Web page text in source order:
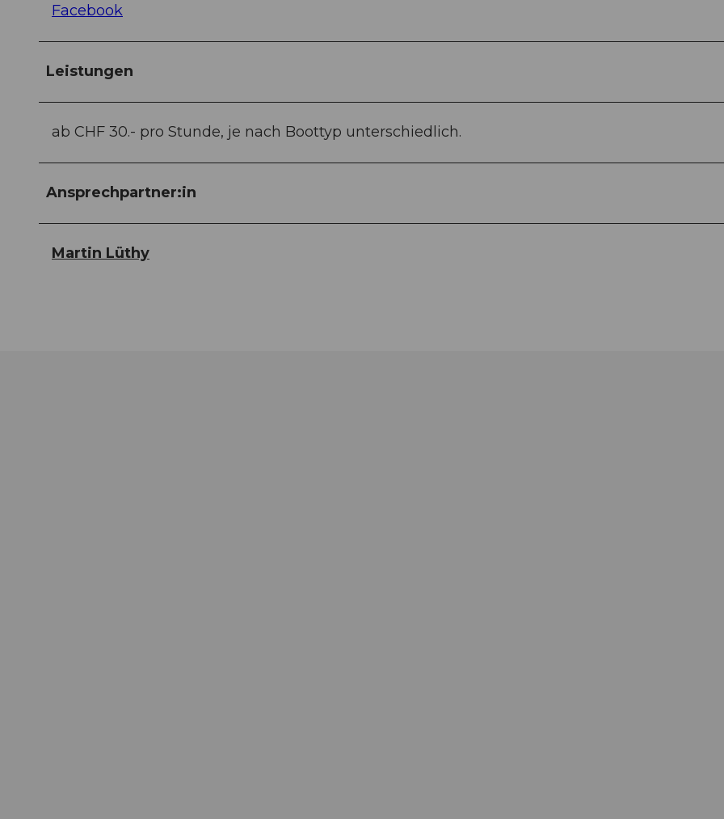
Facebook
Leistungen
ab CHF 30.- pro Stunde, je nach Boottyp unterschiedlich.
Ansprechpartner:in
Martin Lüthy